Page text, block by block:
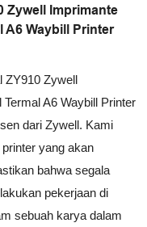
Zywell Imprimante
A6 Waybill Printer
ZY910 Zywell
A6 Waybill Printer
dari Zywell. Kami
yang akan
bahwa segala
pekerjaan di
sebuah karya dalam